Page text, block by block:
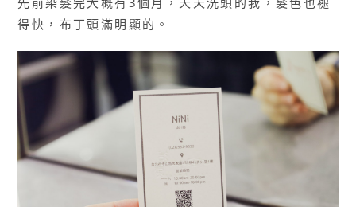
得快，布丁頭滿明顯的。